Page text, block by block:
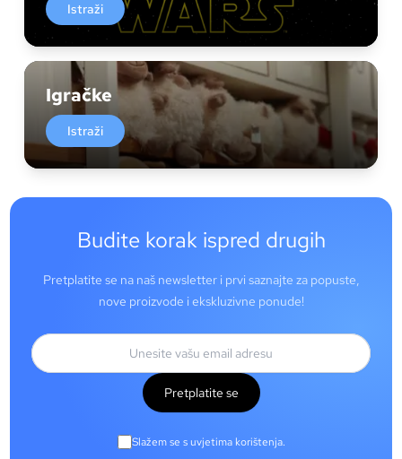
Istraži
Igračke
Istraži
Budite korak ispred drugih
Pretplatite se na naš newsletter i prvi saznajte za popuste,
nove proizvode i ekskluzivne ponude!
Pretplatite se
Slažem se s uvjetima korištenja.